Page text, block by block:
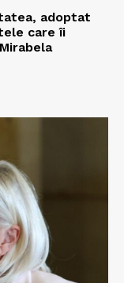
adoptat
care îi